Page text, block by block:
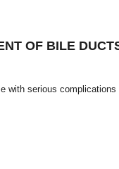
OF BILE
with serious complications